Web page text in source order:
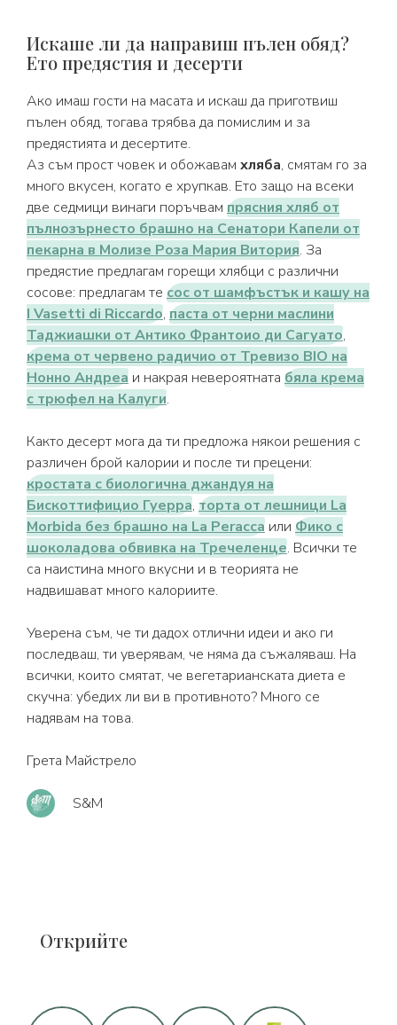
Искаше ли да направиш пълен обяд?
Ето предястия и десерти
Ако имаш гости на масата и искаш да приготвиш
пълен обяд, тогава трябва да помислим и за
предястията и десертите.
Аз съм прост човек и обожавам хляба, смятам го за
много вкусен, когато е хрупкав. Ето защо на всеки
две седмици винаги поръчвам прясния хляб от
пълнозърнесто брашно на Сенатори Капели от
пекарна в Молизе Роза Мария Витория. За
предястие предлагам горещи хлябци с различни
сосове: предлагам те сос от шамфъстък и кашу на
I Vasetti di Riccardo, паста от черни маслини
Таджиашки от Антико Франтоио ди Сагуато,
крема от червено радичио от Тревизо BIO на
Нонно Андреа и накрая невероятната бяла крема
с трюфел на Калуги.
Както десерт мога да ти предложа някои решения с
различен брой калории и после ти прецени:
кростата с биологична джандуя на
Бискоттифицио Гуерра, торта от лешници La
Morbida без брашно на La Peracca или Фико с
шоколадова обвивка на Тречеленце. Всички те
са наистина много вкусни и в теорията не
надвишават много калориите.
Уверена съм, че ти дадох отлични идеи и ако ги
последваш, ти уверявам, че няма да съжаляваш. На
всички, които смятат, че вегетарианската диета е
скучна: убедих ли ви в противното? Много се
надявам на това.
Грета Майстрело
S&M
Открийте